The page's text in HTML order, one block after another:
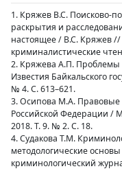
1. Кряжев В.С. Поисково-
раскрытия и
настоящее / В.С. Кряжев
криминалистические
2. Кряжева А.П. Проблемы
Известия Байкальского
№ 4. С. 613–621.
3. Осипова М.А. Правовые
Российской Федерации /
2018. Т. 9. № 2. С. 18.
4. Судакова Т.М.
методологические
криминологический